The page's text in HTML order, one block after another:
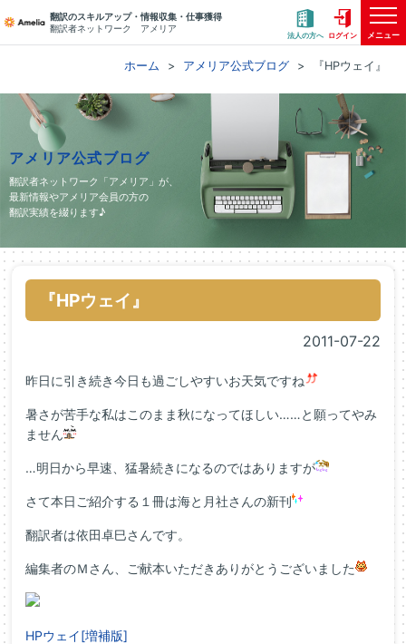
翻訳のスキルアップ・情報収集・仕事獲得
翻訳者ネットワーク アメリア
法人の方へ ログイン メニュー
ホーム アメリア公式ブログ 『HPウェイ』
アメリア公式ブログ
翻訳者ネットワーク「アメリア」が、
最新情報やアメリア会員の方の
翻訳実績を綴ります♪
『HPウェイ』
2011-07-22
昨日に引き続き今日も過ごしやすいお天気ですね
暑さが苦手な私はこのまま秋になってほしい……と願ってやみ
ません
…明日から早速、猛暑続きになるのではありますが
さて本日ご紹介する１冊は海と月社さんの新刊
翻訳者は依田卓巳さんです。
編集者のＭさん、ご献本いただきありがとうございました
HPウェイ[増補版]